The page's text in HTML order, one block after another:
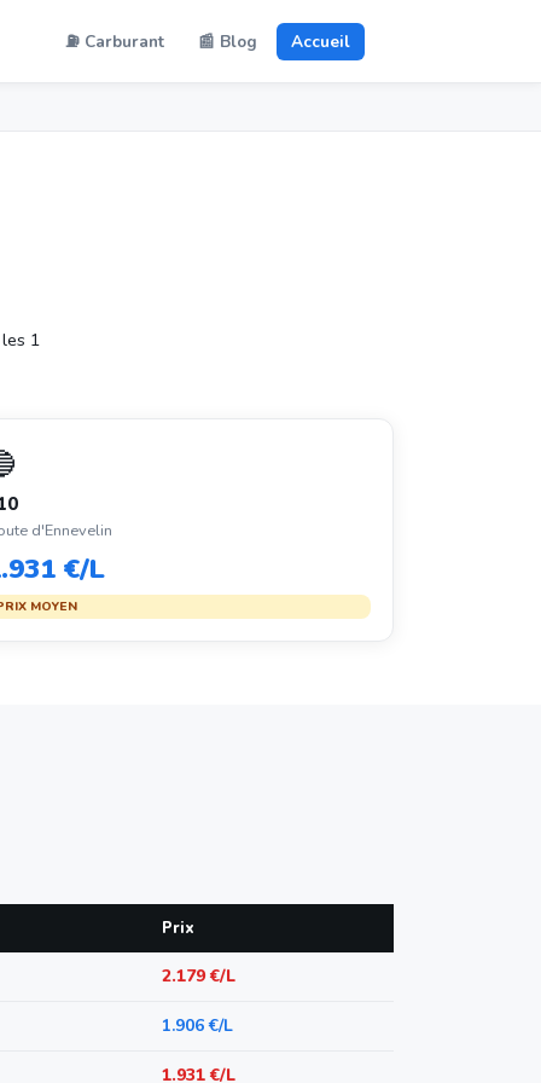
⛽ Carburant 📰 Blog Accueil
1
d'Ennevelin
€/L
MOYEN
Prix
2.179 €/L
1.906 €/L
1.931 €/L